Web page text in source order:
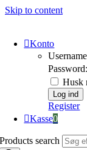
Skip to content
Konto
Password:
Husk
Register
Kasse0
Products search